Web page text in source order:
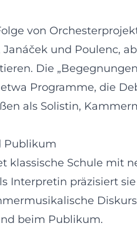
von
und Poulenc,
Die
Programme, die
als Solistin,
Publikum
klassische Schule mit
präzisiert
beim Publikum.